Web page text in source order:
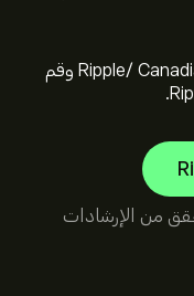
ابحث في صفحة Ripple/ Canadian Dollar (XRPCAD) وقم
من الإرشادات